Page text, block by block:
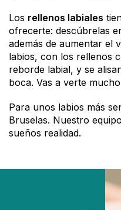
Los rellenos labiales
ofrecerte: descúbrelas
además de aumentar el
labios, con los rellenos
reborde labial, y se
boca. Vas a verte
Para unos labios más
Bruselas. Nuestro
sueños realidad.